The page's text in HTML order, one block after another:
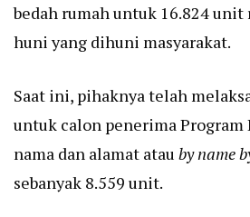
bedah rumah untuk 16.824
huni yang dihuni masyarakat.
Saat ini, pihaknya telah
untuk calon penerima Program
nama dan alamat atau by name
sebanyak 8.559 unit.